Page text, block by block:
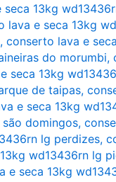
13kg
lava e seca 13kg
, conserto lava e
do morumbi,
seca 13kg
de taipas,
e seca 13kg
domingos,
lg perdizes,
wd13436rn lg
e seca 13kg